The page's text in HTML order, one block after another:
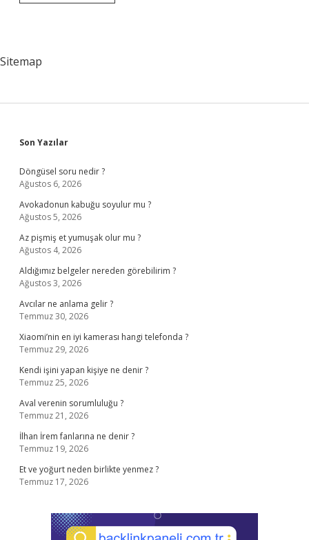
Sesleri
Sitemap
Sidebar
Son Yazılar
Döngüsel soru nedir ?
Ağustos 6, 2026
Avokadonun kabuğu soyulur mu ?
Ağustos 5, 2026
Az pişmiş et yumuşak olur mu ?
Ağustos 4, 2026
Aldığımız belgeler nereden görebilirim ?
Ağustos 3, 2026
Avcılar ne anlama gelir ?
Temmuz 30, 2026
Xiaomi’nin en iyi kamerası hangi telefonda ?
Temmuz 29, 2026
Kendi işini yapan kişiye ne denir ?
Temmuz 25, 2026
Aval verenin sorumluluğu ?
Temmuz 21, 2026
İlhan İrem fanlarına ne denir ?
Temmuz 19, 2026
Et ve yoğurt neden birlikte yenmez ?
Temmuz 17, 2026